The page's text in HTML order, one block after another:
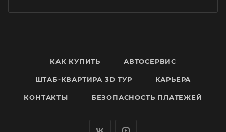
КАК КУПИТЬ АВТОСЕРВИС
ШТАБ-КВАРТИРА 3D ТУР КАРЬЕРА
КОНТАКТЫ БЕЗОПАСНОСТЬ ПЛАТЕЖЕЙ